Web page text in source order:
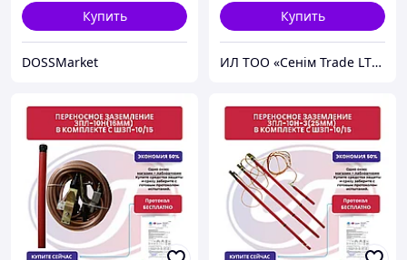
Купить
DOSSMarket
Купить
ИЛ ТОО «Сенiм Trade LTD»